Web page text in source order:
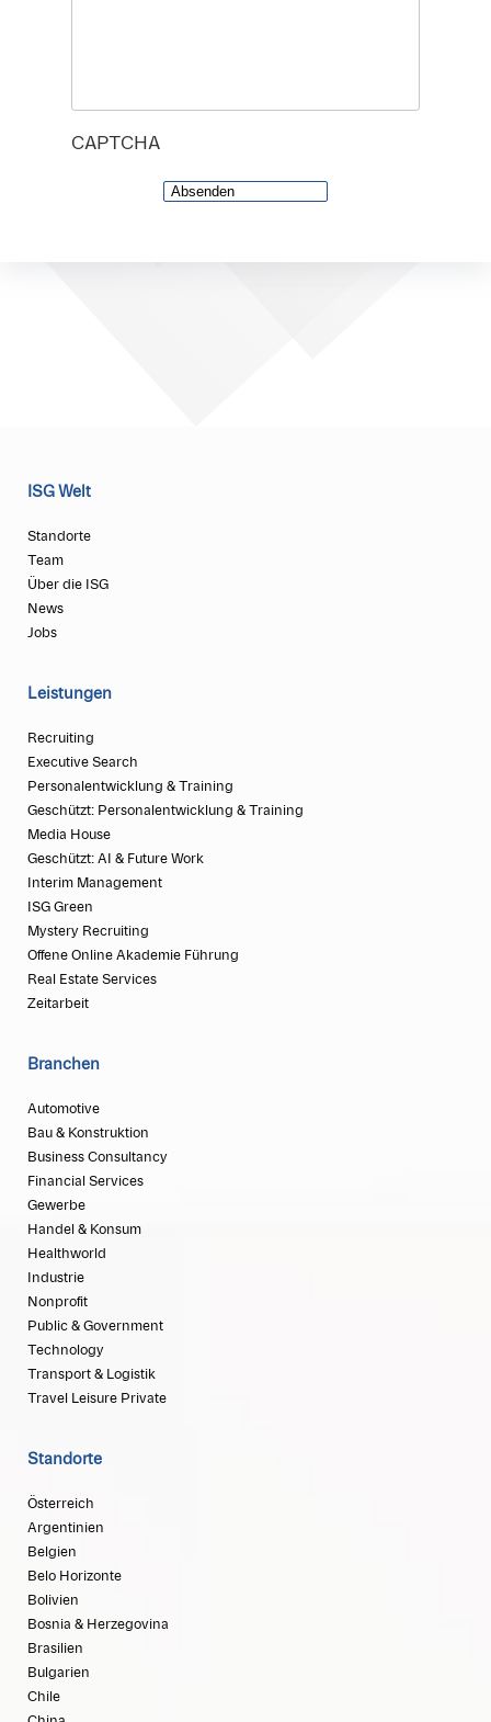
CAPTCHA
ISG Welt
Standorte
Team
Über die ISG
News
Jobs
Leistungen
Recruiting
Executive Search
Personalentwicklung & Training
Geschützt: Personalentwicklung & Training
Media House
Geschützt: AI & Future Work
Interim Management
ISG Green
Mystery Recruiting
Offene Online Akademie Führung
Real Estate Services
Zeitarbeit
Branchen
Automotive
Bau & Konstruktion
Business Consultancy
Financial Services
Gewerbe
Handel & Konsum
Healthworld
Industrie
Nonprofit
Public & Government
Technology
Transport & Logistik
Travel Leisure Private
Standorte
Österreich
Argentinien
Belgien
Belo Horizonte
Bolivien
Bosnia & Herzegovina
Brasilien
Bulgarien
Chile